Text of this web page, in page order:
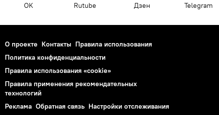
OK Rutube Дзен Telegram
О проекте Контакты Правила использования
Политика конфиденциальности
Правила использования «cookie»
Правила применения рекомендательных
технологий
Реклама Обратная связь Настройки отслеживания